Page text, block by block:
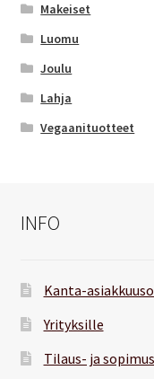
Makeiset
Luomu
Joulu
Lahja
Vegaanituotteet
INFO
Kanta-
Yrityksille
Tilaus- ja